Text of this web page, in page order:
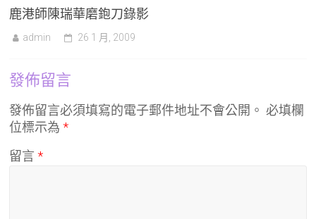
鹿港師陳瑞華磨鉋刀錄影
admin 26 1 月, 2009
發佈留言
發佈留言必須填寫的電子郵件地址不會公開。 必填欄
位標示為*
留言*